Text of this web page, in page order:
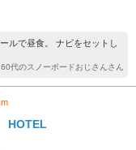
ルで昼食。 ナビをセットし
代のスノーボードおじさんさん
HOTEL